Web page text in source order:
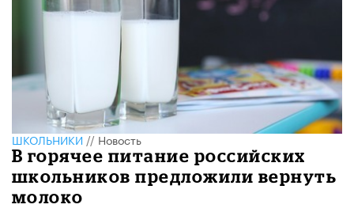
ШКОЛЬНИКИ//Новость
В горячее питание российских
школьников предложили вернуть
молоко